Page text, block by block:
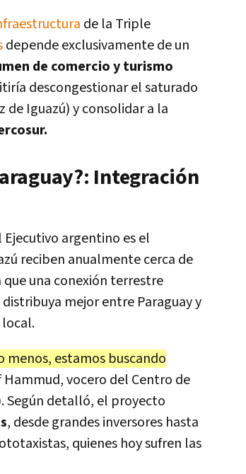
de la Triple
depende exclusivamente de un
de comercio y turismo
descongestionar el saturado
de Iguazú) y consolidar a la
Integración
argentino es el
reciben anualmente cerca de
una conexión terrestre
mejor entre Paraguay y
menos, estamos buscando
Hammud, vocero del Centro de
Según detalló, el proyecto
, desde grandes inversores hasta
quienes hoy sufren las